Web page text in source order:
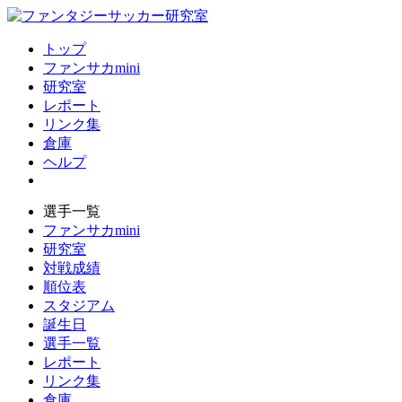
トップ
ファンサカmini
研究室
レポート
リンク集
倉庫
ヘルプ
選手一覧
ファンサカmini
研究室
対戦成績
順位表
スタジアム
誕生日
選手一覧
レポート
リンク集